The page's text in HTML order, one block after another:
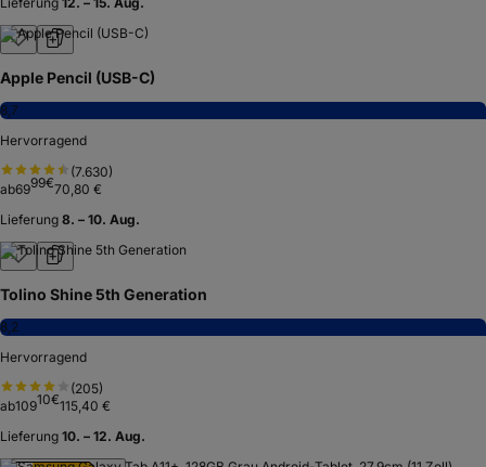
Apple Pencil (USB-C)
8,7
Hervorragend
(7.630)
ab6999€70,80 €
Lieferung 8. – 10. Aug.
Tolino Shine 5th Generation
8,2
Hervorragend
(205)
ab10910€115,40 €
Lieferung 10. – 12. Aug.